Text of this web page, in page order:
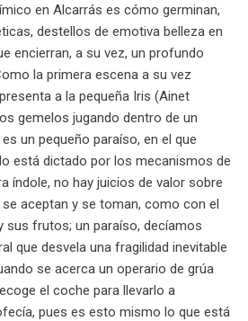
en Alcarrás es cómo germinan,
destellos de emotiva belleza en
encierran, a su vez, un profundo
la primera escena a su vez
a la pequeña Iris (Ainet
gemelos jugando dentro de un
un pequeño paraíso, en el que
está dictado por los mecanismos de
índole, no hay juicios de valor sobre
aceptan y se toman, como con el
sus frutos; un paraíso, decíamos
que desvela una fragilidad inevitable
se acerca un operario de grúa
el coche para llevarlo a
pues es esto mismo lo que está